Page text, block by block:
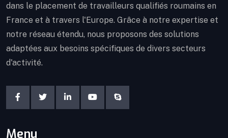
dans le placement de travailleurs qualifiés roumains en
France et à travers l'Europe. Grâce à notre expertise et
notre réseau étendu, nous proposons des solutions
adaptées aux besoins spécifiques de divers secteurs
d'activité.
Menu